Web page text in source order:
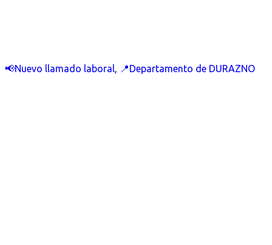
📢Nuevo llamado laboral, 📍Departamento de DURAZNO